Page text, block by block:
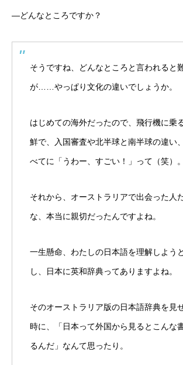
―どんなところですか？
そうですね、どんなところと言われると
が……やっぱり文化の違いでしょうか。
はじめての海外だったので、飛行機に乗
鮮で、入国審査や北半球と南半球の違い
べてに「うわー、すごい！」って（笑）。
それから、オーストラリアで出会った人
な、本当に親切だったんですよね。
一生懸命、わたしの日本語を理解しよう
し、日本に英和辞典ってありますよね。
そのオーストラリア版の日本語辞典を見
時に、「日本って外国から見るとこんな
るんだ」なんて思ったり。